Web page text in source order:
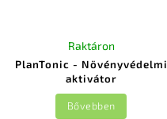
PlanTonic - Növényvédelmi
aktivátor
Raktáron
Bővebben